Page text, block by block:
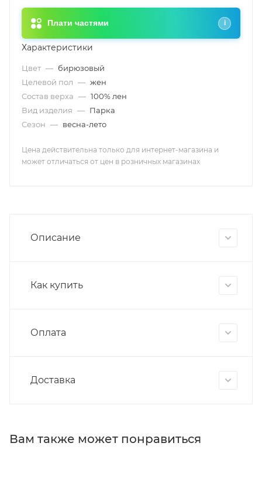
Плати частями i
Характеристики
Цвет — бирюзовый
Целевой пол — жен
Состав верха — 100% лен
Вид изделия — Парка
Сезон — весна-лето
Цена действительна только для интернет-магазина и
может отличаться от цен в розничных магазинах
Описание
Как купить
Оплата
Доставка
Вам также может понравиться